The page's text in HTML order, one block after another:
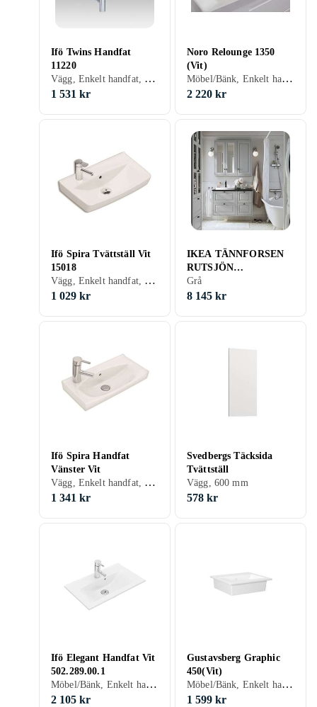
Ifö Twins Handfat
11220
Vägg, Enkelt handfat, 500 mm, Vit
1 531 kr
Noro Relounge 1350
(Vit)
Möbel/Bänk, Enkelt handfat, 600 mm, Vit
2 220 kr
Ifö Spira Tvättställ Vit
15018
Vägg, Enkelt handfat, 500 mm, Vit
1 029 kr
IKEA TÄNNFORSEN
RUTSJÖN
kommod/tvättställ/kran
, ljusgrå, ljusgrå/svart
102x49x76 cm, cm
Grå
8 145 kr
Ifö Spira Handfat
Vänster Vit
Vägg, Enkelt handfat, 515 mm, Vit
1 341 kr
Svedbergs Täcksida
Tvättställ
Vägg, 600 mm
578 kr
Ifö Elegant Handfat Vit
502.289.00.1
Möbel/Bänk, Enkelt handfat, 600 mm, Vit
2 105 kr
Gustavsberg Graphic
450(Vit)
Möbel/Bänk, Enkelt handfat, 450 mm, Vit
1 599 kr